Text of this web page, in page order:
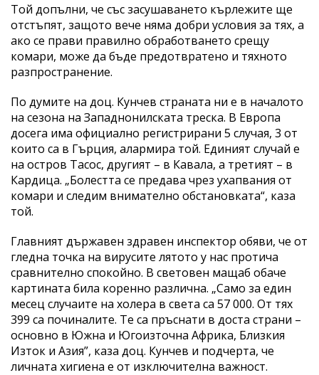
Той допълни, че със засушаването кърлежите ще
отстъпят, защото вече няма добри условия за тях, а
ако се прави правилно обработването срещу
комари, може да бъде предотвратено и тяхното
разпространение.
По думите на доц. Кунчев страната ни е в началото
на сезона на Западнонилската треска. В Европа
досега има официално регистрирани 5 случая, 3 от
които са в Гърция, алармира той. Единият случай е
на остров Тасос, другият – в Кавала, а третият – в
Кардица. „Болестта се предава чрез ухапвания от
комари и следим внимателно обстановката“, каза
той.
Главният държавен здравен инспектор обяви, че от
гледна точка на вирусите лятото у нас протича
сравнително спокойно. В световен мащаб обаче
картината била коренно различна. „Само за един
месец случаите на холера в света са 57 000. От тях
399 са починалите. Те са пръснати в доста страни –
основно в Южна и Югоизточна Африка, Близкия
Изток и Азия”, каза доц. Кунчев и подчерта, че
личната хигиена е от изключителна важност.